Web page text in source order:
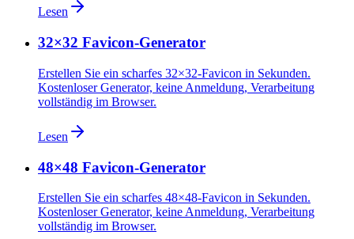
Lesen
32×32 Favicon-Generator
Erstellen Sie ein scharfes 32×32-Favicon in Sekunden.
Kostenloser Generator, keine Anmeldung, Verarbeitung
vollständig im Browser.
Lesen
48×48 Favicon-Generator
Erstellen Sie ein scharfes 48×48-Favicon in Sekunden.
Kostenloser Generator, keine Anmeldung, Verarbeitung
vollständig im Browser.